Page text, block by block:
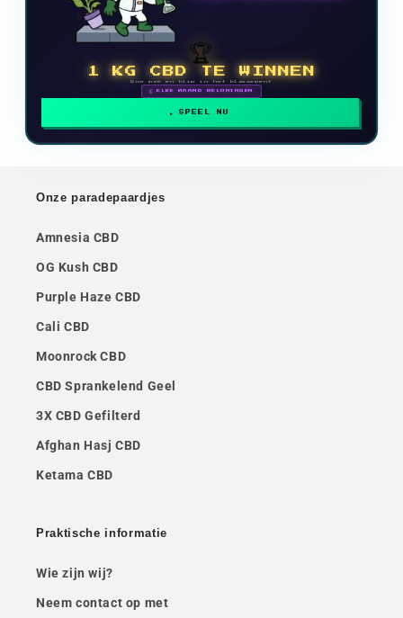
🏆
1 KG CBD TE WINNEN
Doe mee en klim in het klassement
🗓 ELKE MAAND BELONINGEN
SPEEL NU
Onze paradepaardjes
Amnesia CBD
OG Kush CBD
Purple Haze CBD
Cali CBD
Moonrock CBD
CBD Sprankelend Geel
3X CBD Gefilterd
Afghan Hasj CBD
Ketama CBD
Praktische informatie
Wie zijn wij?
Neem contact op met